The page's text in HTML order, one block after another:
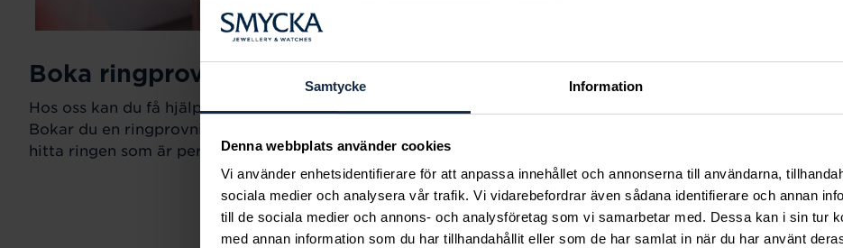
Samtycke Information
Denna webbplats använder cookies
Vi använder enhetsidentifierare för att anpassa innehållet och annonserna till användarna,
sociala medier och analysera vår trafik. Vi vidarebefordrar även sådana identifierare och annan
till de sociala medier och annons- och analysföretag som vi samarbetar med. Dessa kan i sin tur
med annan information som du har tillhandahållit eller som de har samlat in när du har använt
Boka ringprovning
Hos oss kan du få hjälp att hitta just din drömring för varje tillfälle i livet.
Bokar du en ringprovning går vi gemensamt igenom sortimentet för att
hitta ringen som är perfekt för just din stil och smak.